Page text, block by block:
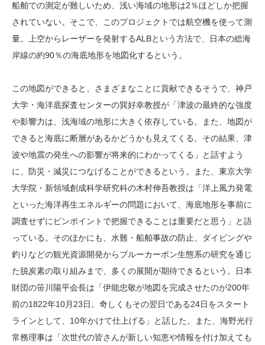
船舶での測定が難しいため、浅い海域の地形は2％ほどしか把握
されていない。そこで、このプロジェクトでは航空機を使って測
量。上空からレーザーを発射するALBという方法で、日本の総海
岸線の約90％の海底地形を地図化するという。
この地図ができると、さまざまなことに貢献できるそうで、神戸
大学・海洋底探査センターの巽好幸教授が「津波の最終的な強度
や影響力は、浅海域の地形に大きく依存している。また、地図が
できると海底に断層があるかどうかも見えてくる。その結果、津
波や地震の発生への影響が将来的にわかってくる」と話すよう
に、防災・減災につなげることができるという。また、東京大学
大学院・新領域創成科学研究科の木村伸吾教授は「洋上風力発電
といった海洋再生エネルギーの問題において、海底地形を事前に
調査せずにピンポイントで把握できることは重要だと思う」と語
っている。そのほかにも、水難・船舶事故の防止、ダイビングや
釣りなどの観光資源開発からブルーカーボン生態系の研究を通じ
た脱炭素の取り組みまで、多くの展開が期待できるという。日本
財団の笹川陽平会長は「伊能忠敬が地図を完成させたのが200年
前の1822年10月23日。奇しくもその翌日である24日をスタート
ラインとして、10年かけて仕上げる」と話した。また、海野光行
常務理事は「次世代の皆さんが新しい知恵や情報を付け加えても